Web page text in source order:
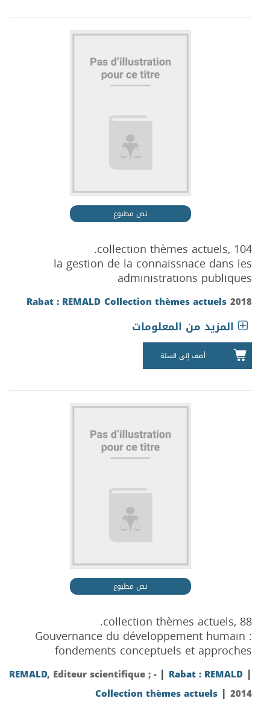
نص مطبوع
collection thèmes actuels, 104.
la gestion de la connaissnace dans les
administrations publiques
Rabat : REMALD Collection thèmes actuels 2018
المزيد من المعلومات
أضف إلى السلة
نص مطبوع
collection thèmes actuels, 88.
Gouvernance du développement humain :
fondements conceptuels et approches
REMALD, Editeur scientifique ;- | Rabat : REMALD |
Collection thèmes actuels | 2014